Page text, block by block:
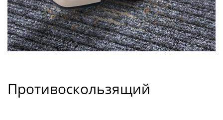
Противоскользящий